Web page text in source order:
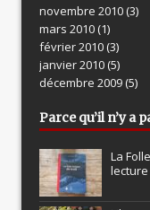
novembre 2010(3)
mars 2010(1)
février 2010(3)
janvier 2010(5)
décembre 2009(5)
Parce qu’il n’y a
La